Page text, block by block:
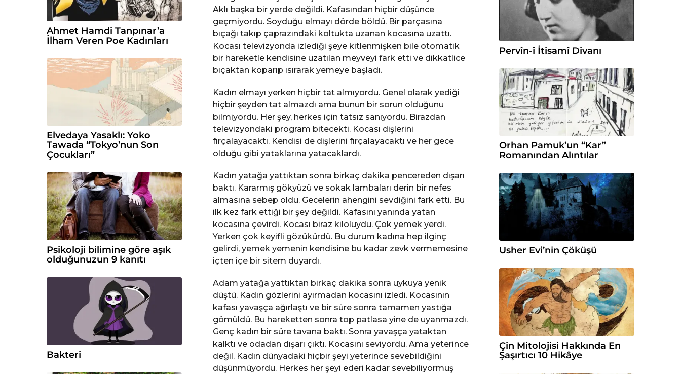
Aklı başka bir yerde değildi. Kafasından hiçbir düşünce
geçmiyordu. Soyduğu elmayı dörde böldü. Bir parçasına
bıçağı takıp çaprazındaki koltukta uzanan kocasına uzattı.
Kocası televizyonda izlediği şeye kitlenmişken bile otomatik
bir hareketle kendisine uzatılan meyveyi fark etti ve dikkatlice
bıçaktan koparıp ısırarak yemeye başladı.
Kadın elmayı yerken hiçbir tat almıyordu. Genel olarak yediği
hiçbir şeyden tat almazdı ama bunun bir sorun olduğunu
bilmiyordu. Her şey, herkes için tatsız sanıyordu. Birazdan
televizyondaki program bitecekti. Kocası dişlerini
fırçalayacaktı. Kendisi de dişlerini fırçalayacaktı ve her gece
olduğu gibi yataklarına yatacaklardı.
Kadın yatağa yattıktan sonra birkaç dakika pencereden dışarı
baktı. Kararmış gökyüzü ve sokak lambaları derin bir nefes
almasına sebep oldu. Gecelerin ahengini sevdiğini fark etti. Bu
ilk kez fark ettiği bir şey değildi. Kafasını yanında yatan
kocasına çevirdi. Kocası biraz kiloluydu. Çok yemek yerdi.
Yerken çok keyifli gözükürdü. Bu durum kadına hep ilginç
gelirdi, yemek yemenin kendisine bu kadar zevk vermemesine
içten içe bir sitem duyardı.
Adam yatağa yattıktan birkaç dakika sonra uykuya yenik
düştü. Kadın gözlerini ayırmadan kocasını izledi. Kocasının
kafası yavaşça ağırlaştı ve bir süre sonra tamamen yastığa
gömüldü. Bu hareketten sonra top patlasa yine de uyanmazdı.
Genç kadın bir süre tavana baktı. Sonra yavaşça yataktan
kalktı ve odadan dışarı çıktı. Kocasını seviyordu. Ama yeterince
değil. Kadın dünyadaki hiçbir şeyi yeterince sevebildiğini
düşünmüyordu. Herkes her şeyi ederi kadar sevebiliyormuş
Ahmet Hamdi Tanpınar’a
İlham Veren Poe Kadınları
Elvedaya Yasaklı: Yoko
Tawada “Tokyo’nun Son
Çocukları”
Psikoloji bilimine göre aşık
olduğunuzun 9 kanıtı
Bakteri
Pervîn-î İtisamî Divanı
Orhan Pamuk’un “Kar”
Romanından Alıntılar
Usher Evi’nin Çöküşü
Çin Mitolojisi Hakkında En
Şaşırtıcı 10 Hikâye